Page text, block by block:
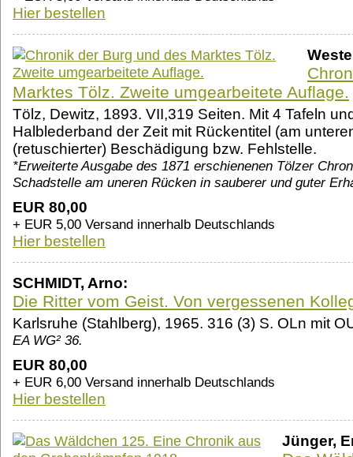
Hier bestellen
Marktes Tölz. Zweite umgearbeitete Auflage.
Tölz, Dewitz, 1893. VII,319 Seiten. Mit 4 Tafeln
Halblederband der Zeit mit Rückentitel (am
(retuschierter) Beschädigung bzw. Fehlstelle.
*Erweiterte Ausgabe des 1871 erschienenen Tölzer
Schadstelle am uneren Rücken in sauberer und guter
EUR 80,00
+ EUR 5,00 Versand innerhalb Deutschlands
Hier bestellen
SCHMIDT, Arno:
Die Ritter vom Geist. Von vergessenen
Karlsruhe (Stahlberg), 1965. 316 (3) S. OLn mit
EA WG² 36.
EUR 80,00
+ EUR 6,00 Versand innerhalb Deutschlands
Hier bestellen
Jünger,